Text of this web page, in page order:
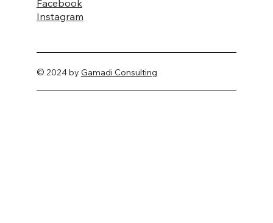
© 2024 by Gamadi Consulting
Facebook
Instagram